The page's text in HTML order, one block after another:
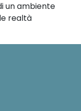
un ambiente
realtà